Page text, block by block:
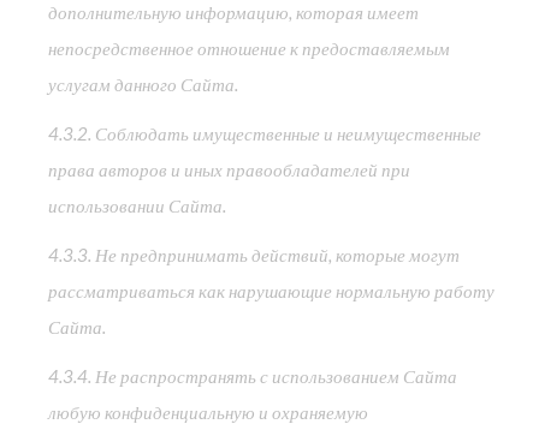
дополнительную информацию, которая имеет
непосредственное отношение к предоставляемым
услугам данного Сайта.
4.3.2. Соблюдать имущественные и неимущественные
права авторов и иных правообладателей при
использовании Сайта.
4.3.3. Не предпринимать действий, которые могут
рассматриваться как нарушающие нормальную работу
Сайта.
4.3.4. Не распространять с использованием Сайта
любую конфиденциальную и охраняемую